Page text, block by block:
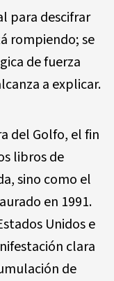
para descifrar
rompiendo; se
de fuerza
a explicar.
del Golfo, el fin
libros de
sino como el
en 1991.
Unidos e
clara
de